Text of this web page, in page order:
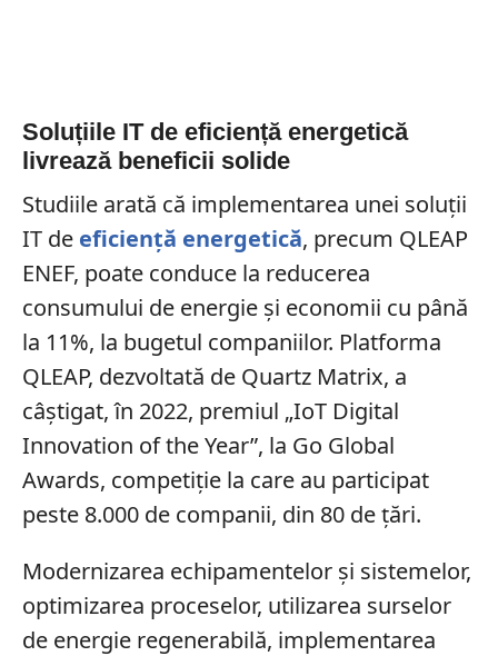
Soluțiile IT de eficiență energetică
livrează beneficii solide
Studiile arată că implementarea unei soluții
IT de eficiență energetică, precum QLEAP
ENEF, poate conduce la reducerea
consumului de energie și economii cu până
la 11%, la bugetul companiilor. Platforma
QLEAP, dezvoltată de Quartz Matrix, a
câștigat, în 2022, premiul „IoT Digital
Innovation of the Year”, la Go Global
Awards, competiție la care au participat
peste 8.000 de companii, din 80 de țări.
Modernizarea echipamentelor și sistemelor,
optimizarea proceselor, utilizarea surselor
de energie regenerabilă, implementarea